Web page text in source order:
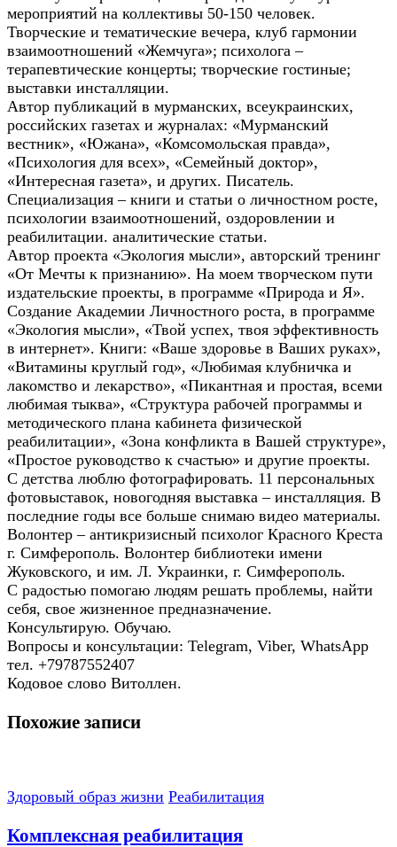
мероприятий на коллективы 50-150 человек.
Творческие и тематические вечера, клуб гармонии
взаимоотношений «Жемчуга»; психолога –
терапевтические концерты; творческие гостиные;
выставки инсталляции.
Автор публикаций в мурманских, всеукраинских,
российских газетах и журналах: «Мурманский
вестник», «Южана», «Комсомольская правда»,
«Психология для всех», «Семейный доктор»,
«Интересная газета», и других. Писатель.
Специализация – книги и статьи о личностном росте,
психологии взаимоотношений, оздоровлении и
реабилитации. аналитические статьи.
Автор проекта «Экология мысли», авторский тренинг
«От Мечты к признанию». На моем творческом пути
издательские проекты, в программе «Природа и Я».
Создание Академии Личностного роста, в программе
«Экология мысли», «Твой успех, твоя эффективность
в интернет». Книги: «Ваше здоровье в Ваших руках»,
«Витамины круглый год», «Любимая клубничка и
лакомство и лекарство», «Пикантная и простая, всеми
любимая тыква», «Структура рабочей программы и
методического плана кабинета физической
реабилитации», «Зона конфликта в Вашей структуре»,
«Простое руководство к счастью» и другие проекты.
С детства люблю фотографировать. 11 персональных
фотовыставок, новогодняя выставка – инсталляция. В
последние годы все больше снимаю видео материалы.
Волонтер – антикризисный психолог Красного Креста
г. Симферополь. Волонтер библиотеки имени
Жуковского, и им. Л. Украинки, г. Симферополь.
С радостью помогаю людям решать проблемы, найти
себя, свое жизненное предназначение.
Консультирую. Обучаю.
Вопросы и консультации: Telegram, Viber, WhatsApp
тел. +79787552407
Кодовое слово Витоллен.
Похожие записи
Здоровый образ жизни Реабилитация
Комплексная реабилитация